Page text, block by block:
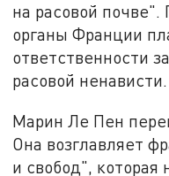
на расовой почве".
органы Франции
ответственности
расовой ненависти.
Марин Ле Пен
Она возглавляет
и свобод", которая